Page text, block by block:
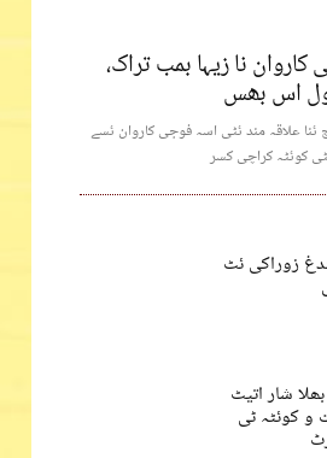
نا زیہا بمب تراک،
اس بھس
ئنا علاقہ مند ئٹی اسہ فوجی کاروان ئسے
زوراکی ئٹ
شار اتیٹ
و کوئٹہ ٹی